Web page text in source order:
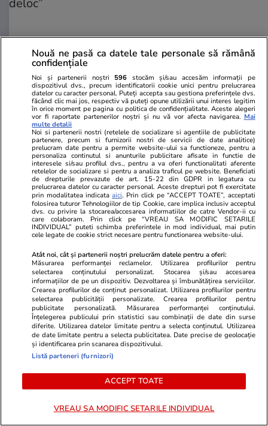
Adevarul.ro
Un general NATO demontează
entuziasmul după summitul de la
Ankara: „România a contat spre
deloc”
Fanatik.ro
Fostul
Gianni
2-0. Foto
PARTENERI
Elle.ro
Livia Eftimie, prima reacție după
controversate despre relația lor și
divorțul ei de Cătălin Bordea: „E
viața mea, am trăit-o. Știu…”
Unica.ro
flancată de
aflat
de Apel
Nouă ne pasă ca datele tale personale să rămână
confidențiale
Noi și partenerii noștri 596 stocăm și/sau accesăm informații pe
dispozitivul dvs., precum identificatorii cookie unici pentru prelucrarea
datelor cu caracter personal. Puteți accepta sau gestiona preferințele dvs.
făcând clic mai jos, respectiv vă puteți opune utilizării unui interes legitim
în orice moment pe pagina cu politica de confidențialitate. Aceste alegeri
vor fi raportate partenerilor noștri și nu vă vor afecta navigarea. Mai
multe detalii
Noi si partenerii nostri (retelele de socializare si agentiile de publicitate
partenere, precum si furnizorii nostri de servicii de date analitice)
prelucram date pentru a permite website-ului sa functioneze, pentru a
personaliza continutul si anunturile publicitare afisate in functie de
interesele si/sau profilul dvs., pentru a va oferi functionalitati aferente
retelelor de socializare si pentru a analiza traficul pe website. Beneficiati
de drepturile prevazute de art. 15-22 din GDPR in legatura cu
prelucrarea datelor cu caracter personal. Aceste drepturi pot fi exercitate
prin modalitatea indicataaici. Prin click pe “ACCEPT TOATE”, acceptati
folosirea tuturor Tehnologiilor de tip Cookie, care implica inclusiv acceptul
dvs. cu privire la stocarea/accesarea informatiilor de catre Vendor-ii cu
care colaboram. Prin click pe “VREAU SA MODIFIC SETARILE
INDIVIDUAL” puteti schimba preferintele in mod individual, mai putin
cele legate de cookie strict necesare pentru functionarea website-ului.
Atât noi, cât și partenerii noștri prelucrăm datele pentru a oferi:
Măsurarea performanței reclamelor. Utilizarea profilurilor pentru
selectarea conținutului personalizat. Stocarea și/sau accesarea
informațiilor de pe un dispozitiv. Dezvoltarea și îmbunătățirea serviciilor.
Crearea profilurilor de conținut personalizat. Utilizarea profilurilor pentru
selectarea publicității personalizate. Crearea profilurilor pentru
publicitate personalizată. Măsurarea performanței conținutului.
Înțelegerea publicului prin statistici sau combinații de date din surse
diferite. Utilizarea datelor limitate pentru a selecta conținutul. Utilizarea
de date limitate pentru a selecta publicitatea. Date precise de geolocație
și identificarea prin scanarea dispozitivului.
Listă parteneri (furnizori)
ACCEPT TOATE
VREAU SA MODIFIC SETARILE INDIVIDUAL